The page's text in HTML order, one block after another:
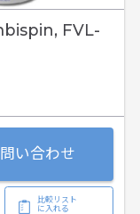
FVL-
い合わせ
比較リスト
に入れる